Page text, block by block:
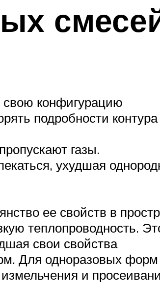
свою конфигурацию
подробности
газы.
ухудшая
ее свойств в
теплопроводность.
свои свойства
Для одноразовых форм
и